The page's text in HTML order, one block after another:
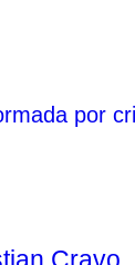
por